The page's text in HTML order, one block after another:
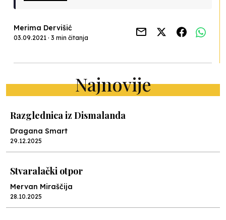
Merima Dervišić
03.09.2021 · 3 min čitanja
Najnovije
Razglednica iz Dismalanda
Dragana Smart
29.12.2025
Stvaralački otpor
Mervan Miraščija
28.10.2025